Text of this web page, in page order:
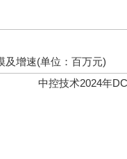
增速(单位：百万元)